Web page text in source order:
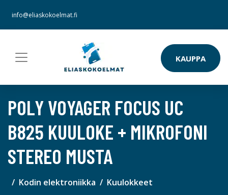
info@eliaskokoelmat.fi
KAUPPA
POLY VOYAGER FOCUS UC
B825 KUULOKE + MIKROFONI
STEREO MUSTA
Kodin elektroniikka Kuulokkeet